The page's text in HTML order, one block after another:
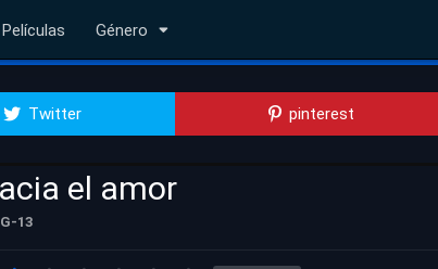
Películas Género
Twitter pinterest
el amor
13